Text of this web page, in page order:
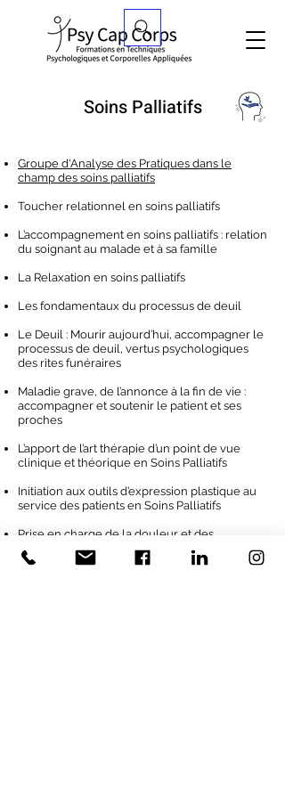
Soins Palliatifs
Groupe d'Analyse des Pratiques dans le
champ des soins palliatifs
Toucher relationnel en soins palliatifs
L’accompagnement en soins palliatifs : relation
du soignant au malade et à sa famille
La Relaxation en soins palliatifs
Les fondamentaux du processus de deuil
Le Deuil : Mourir aujourd’hui, accompagner le
processus de deuil, vertus psychologiques
des rites funéraires
Maladie grave, de l’annonce à la fin de vie :
accompagner et soutenir le patient et ses
proches
L’apport de l’art thérapie d’un point de vue
clinique et théorique en Soins Palliatifs
Initiation aux outils d’expression plastique au
service des patients en Soins Palliatifs
Prise en charge de la douleur et des
symptômes liés à la phase palliative